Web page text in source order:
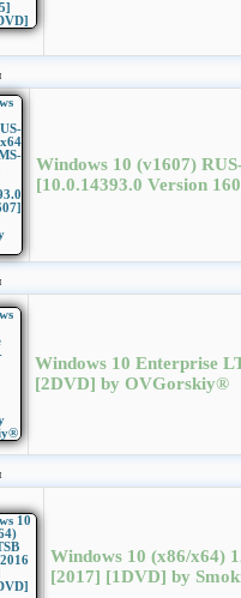
Windows 10 (v1607)
[10.0.14393.0 Version
Windows 10 Enterprise
[2DVD] by OVGorskiy®
Windows 10 (x86/x64)
[2017] [1DVD] by